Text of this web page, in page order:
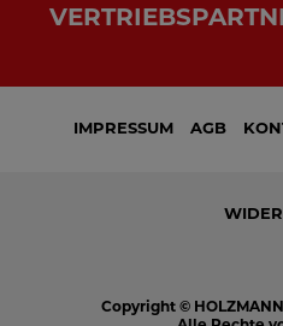
IMPRESSUM AGB
Copyright ©